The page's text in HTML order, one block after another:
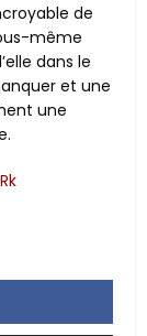
de
même
dans le
et une
une